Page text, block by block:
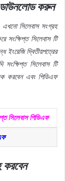
ডাউনলোড করুন
সিলেবাস সংগ্রহ
সংক্ষিপ্ত সিলেবাস টি
ইংরেজি দ্বিতীয়পত্রের
সিলেবাস টি
করবেন এবং পিডিএফ
সিলেবাস পিডিএফ
করবেন